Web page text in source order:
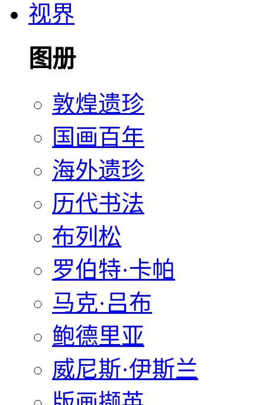
视界
图册
敦煌遗珍
国画百年
海外遗珍
历代书法
布列松
罗伯特·卡帕
马克·吕布
鲍德里亚
威尼斯·伊斯兰